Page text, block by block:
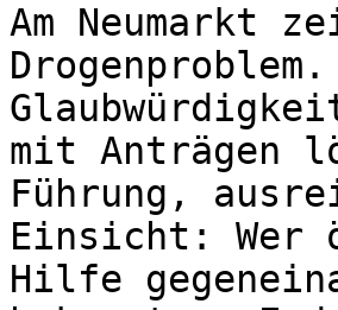
Am Neumarkt
mit Anträgen
Führung,
Einsicht: Wer
Hilfe